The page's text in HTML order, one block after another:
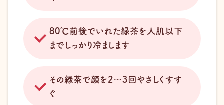
80℃前後でいれた緑茶を人肌以下
までしっかり冷まします
その緑茶で顔を2〜3回やさしくすす
ぐ